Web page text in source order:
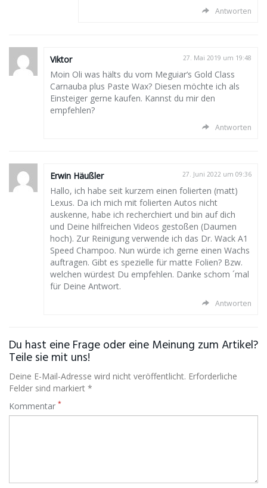
Antworten
Viktor 27. Mai 2019 um 19:48
Moin Oli was hälts du vom Meguiar‘s Gold Class
Carnauba plus Paste Wax? Diesen möchte ich als
Einsteiger gerne kaufen. Kannst du mir den
empfehlen?
Antworten
Erwin Häußler 27. Juni 2022 um 09:36
Hallo, ich habe seit kurzem einen folierten (matt)
Lexus. Da ich mich mit folierten Autos nicht
auskenne, habe ich recherchiert und bin auf dich
und Deine hilfreichen Videos gestoßen (Daumen
hoch). Zur Reinigung verwende ich das Dr. Wack A1
Speed Champoo. Nun würde ich gerne einen Wachs
auftragen. Gibt es spezielle für matte Folien? Bzw.
welchen würdest Du empfehlen. Danke schom ´mal
für Deine Antwort.
Antworten
Du hast eine Frage oder eine Meinung zum Artikel?
Teile sie mit uns!
Deine E-Mail-Adresse wird nicht veröffentlicht. Erforderliche
Felder sind markiert *
Kommentar *